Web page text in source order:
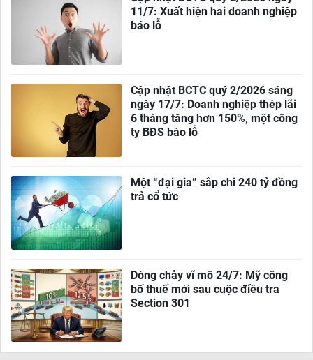
11/7: Xuất hiện hai doanh nghiệp
báo lỗ
Cập nhật BCTC quý 2/2026 sáng
ngày 17/7: Doanh nghiệp thép lãi
6 tháng tăng hơn 150%, một công
ty BĐS báo lỗ
Một “đại gia” sắp chi 240 tỷ đồng
trả cổ tức
Dòng chảy vĩ mô 24/7: Mỹ công
bố thuế mới sau cuộc điều tra
Section 301